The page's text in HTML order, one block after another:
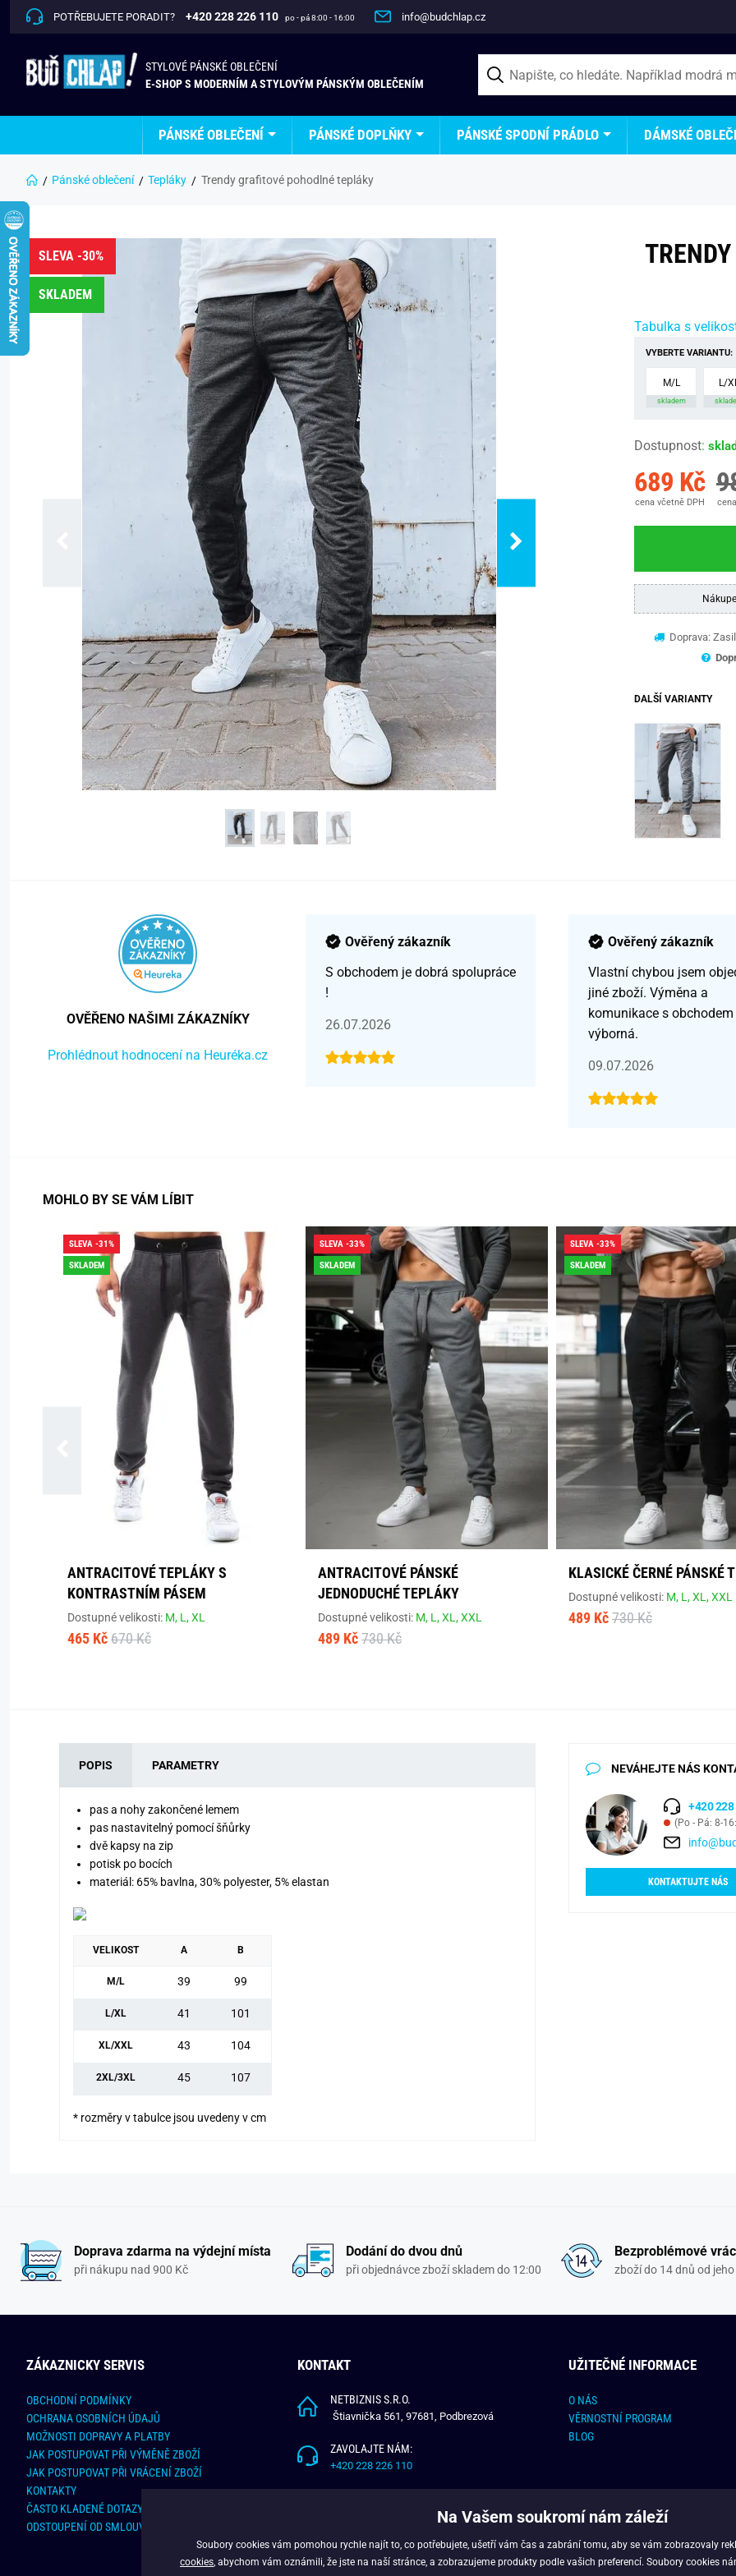
POTŘEBUJETE PORADIT? +420 228 226 110 po - pá 8:00 - 16:00 info@budchlap.cz
STYLOVÉ PÁNSKÉ OBLEČENÍ
E-SHOP S MODERNÍM A STYLOVÝM PÁNSKÝM OBLEČENÍM
PÁNSKÉ OBLEČENÍ PÁNSKÉ DOPLŇKY PÁNSKÉ SPODNÍ PRÁDLO DÁMSKÉ
Pánské oblečení Tepláky Trendy grafitové pohodlné tepláky
SLEVA -30%
SKLADEM
Tabulka s
VYBERTE VARIANTU:
M/L
skladem
L/
Dostupnost:
689 Kč
cena včetně DPH
Doprava:
DALŠÍ VARIANTY
OVĚŘENO NAŠIMI ZÁKAZNÍKY
Prohlédnout hodnocení na Heuréka.cz
Ověřený zákazník
S obchodem je dobrá spolupráce
!
26.07.2026
Ověřený zákazník
Vlastní chybou jsem
jiné zboží. Výměna a
komunikace s obchodem
výborná.
09.07.2026
MOHLO BY SE VÁM LÍBIT
SLEVA -31%
SKLADEM
ANTRACITOVÉ TEPLÁKY S
KONTRASTNÍM PÁSEM
Dostupné velikosti: M, L,XL
465 Kč 670 Kč
SLEVA -33%
SKLADEM
ANTRACITOVÉ PÁNSKÉ
JEDNODUCHÉ TEPLÁKY
Dostupné velikosti: M, L,XL,XXL
489 Kč 730 Kč
SLEVA -33%
SKLADEM
KLASICKÉ ČERNÉ PÁNSKÉ
Dostupné velikosti: M, L,XL,XXL
489 Kč 730 Kč
POPIS PARAMETRY
pas a nohy zakončené lemem
pas nastavitelný pomocí šňůrky
dvě kapsy na zip
potisk po bocích
materiál: 65% bavlna, 30% polyester, 5% elastan
VELIKOST A B
M/L 39 99
L/XL 41 101
XL/XXL 43 104
2XL/3XL 45 107
* rozměry v tabulce jsou uvedeny v cm
NEVÁHEJTE NÁS
+420 228
(Po - Pá: 8-
KONTAKTUJTE NÁS
Doprava zdarma na výdejní místa
při nákupu nad 900 Kč
Dodání do dvou dnů
při objednávce zboží skladem do 12:00
Bezproblémové
zboží do 14 dnů od
ZÁKAZNICKY SERVIS
OBCHODNÍ PODMÍNKY
OCHRANA OSOBNÍCH ÚDAJŮ
MOŽNOSTI DOPRAVY A PLATBY
JAK POSTUPOVAT PŘI VÝMĚNĚ ZBOŽÍ
JAK POSTUPOVAT PŘI VRÁCENÍ ZBOŽÍ
KONTAKTY
ČASTO KLADENÉ DOTAZY
ODSTOUPENÍ OD SMLOUVY - ONLINE FORMULÁŘ
KONTAKT
NETBIZNIS S.R.O.
Štiavnička 561, 97681, Podbrezová
ZAVOLAJTE NÁM:
+420 228 226 110
UŽITEČNÉ INFORMACE
O NÁS
VĚRNOSTNÍ PROGRAM
BLOG
Na Vašem soukromí nám záleží
Soubory cookies vám pomohou rychle najít to, co potřebujete, ušetří vám čas a zabrání tomu, aby se vám zobrazovaly
cookies , abychom vám oznámili, že jste na naší stránce, a zobrazujeme produkty podle vašich preferencí. Soubory cookies